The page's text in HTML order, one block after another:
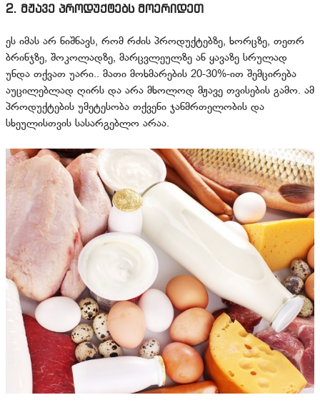
2. მჟავე პროდუქტებს მოერიდეთ
ეს იმას არ ნიშნავს, რომ რძის პროდუქტებზე, ხორცზე, თეთრ
ბრინჯზე, შოკოლადზე, მარცვლეულზე ან ყავაზე სრულად
უნდა თქვათ უარი.. მათი მოხმარების 20-30%-ით შემცირება
აუცილებლად ღირს და არა მხოლოდ მჟავე თვისების გამო. ამ
პროდუქტების უმეტესობა თქვენი ჯანმრთელობის და
სხეულისთვის სასარგებლო არაა.